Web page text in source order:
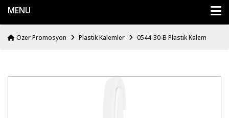
MENU
Özer Promosyon Plastik Kalemler 0544-30-B Plastik Kalem